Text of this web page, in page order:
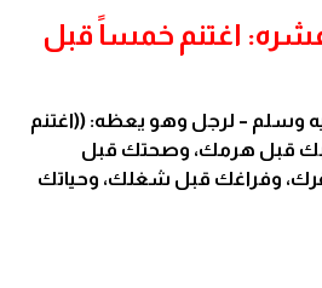
عشره: اغتنم خمساً قبل
وسلم – لرجل وهو يعظه: ((اغتنم
قبل هرمك، وصحتك قبل
وفراغك قبل شغلك، وحياتك